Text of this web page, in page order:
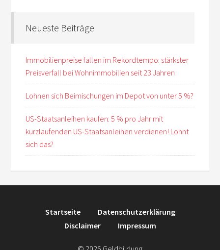
Neueste Beiträge
Immobilienpreise fallen im Rekordtempo: stärkster
Preisverfall bei Wohnimmobilien seit 23 Jahren
Lohnen sich Beimischungen im Depot von unter 5 %?
US-Staatsanleihen kaufen: 5 % pro Jahr mit
kurzlaufenden US-Staatsanleihen verdienen! Lohnt
sich das?
Startseite
Datenschutzerklärung
Disclaimer
Impressum